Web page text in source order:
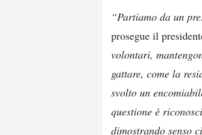
“Partiamo da un
prosegue il
volontari,
gattare, come la
svolto un
questione è
dimostrando senso